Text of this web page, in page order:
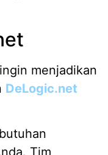
menjadikan
DeLogic.net